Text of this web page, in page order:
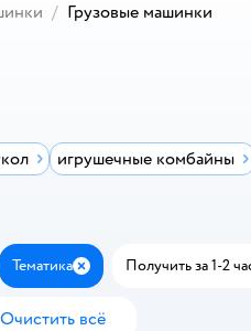
Грузовые машинки
игрушечные комбайны
Тематика ЗакрытьПолучить за 1-2
Очистить всё